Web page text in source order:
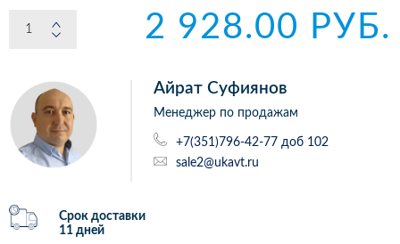
2 928.00 РУБ.
Айрат Суфиянов
Менеджер по продажам
+7(351)796-42-77 доб 102
sale2@ukavt.ru
Срок доставки
11 дней